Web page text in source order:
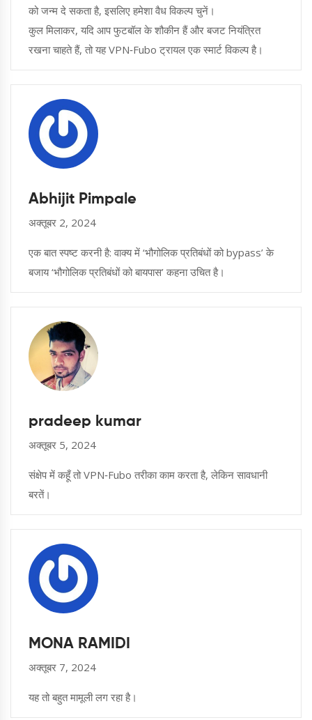
को जन्म दे सकता है, इसलिए हमेशा वैध विकल्प चुनें।
कुल मिलाकर, यदि आप फुटबॉल के शौकीन हैं और बजट नियंत्रित
रखना चाहते हैं, तो यह VPN‑Fubo ट्रायल एक स्मार्ट विकल्प है।
Abhijit Pimpale
अक्तूबर 2, 2024
एक बात स्पष्ट करनी है: वाक्य में ‘भौगोलिक प्रतिबंधों को bypass’ के
बजाय ‘भौगोलिक प्रतिबंधों को बायपास’ कहना उचित है।
pradeep kumar
अक्तूबर 5, 2024
संक्षेप में कहूँ तो VPN‑Fubo तरीका काम करता है, लेकिन सावधानी
बरतें।
MONA RAMIDI
अक्तूबर 7, 2024
यह तो बहुत मामूली लग रहा है।